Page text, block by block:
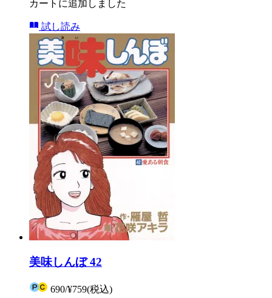
カートに追加しました
試し読み
美味しんぼ 42
690/¥759(税込)